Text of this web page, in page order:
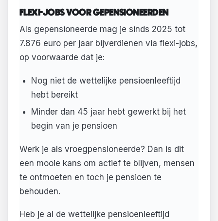
FLEXI-JOBS VOOR GEPENSIONEERDEN
Als gepensioneerde mag je sinds 2025 tot
7.876 euro per jaar bijverdienen via flexi-jobs,
op voorwaarde dat je:
Nog niet de wettelijke pensioenleeftijd
hebt bereikt
Minder dan 45 jaar hebt gewerkt bij het
begin van je pensioen
Werk je als vroegpensioneerde? Dan is dit
een mooie kans om actief te blijven, mensen
te ontmoeten en toch je pensioen te
behouden.
Heb je al de wettelijke pensioenleeftijd